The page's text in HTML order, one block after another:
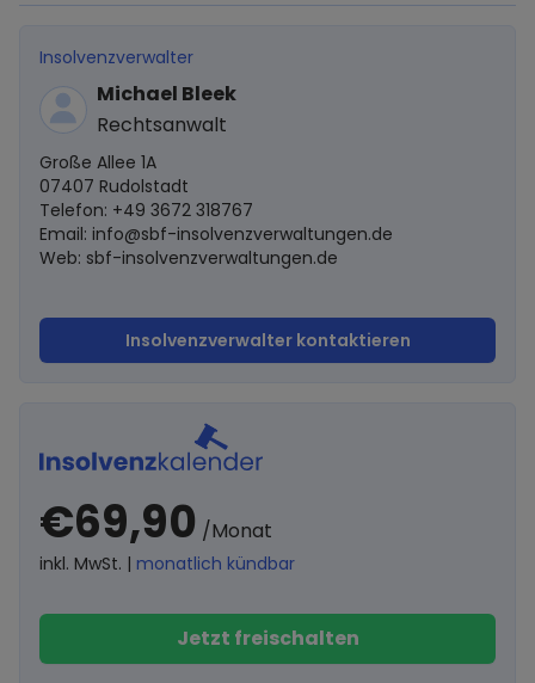
Insolvenzverwalter
Michael Bleek
Rechtsanwalt
Große Allee 1A
07407 Rudolstadt
Telefon: +49 3672 318767
Email: info@sbf-insolvenzverwaltungen.de
Web: sbf-insolvenzverwaltungen.de
Insolvenzverwalter kontaktieren
€69,90 /Monat
inkl. MwSt. | monatlich kündbar
Jetzt freischalten